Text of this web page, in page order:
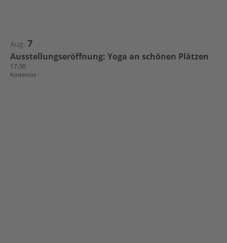
Aug. 7
Ausstellungseröffnung: Yoga an schönen Plätzen
17:30
Kostenlos